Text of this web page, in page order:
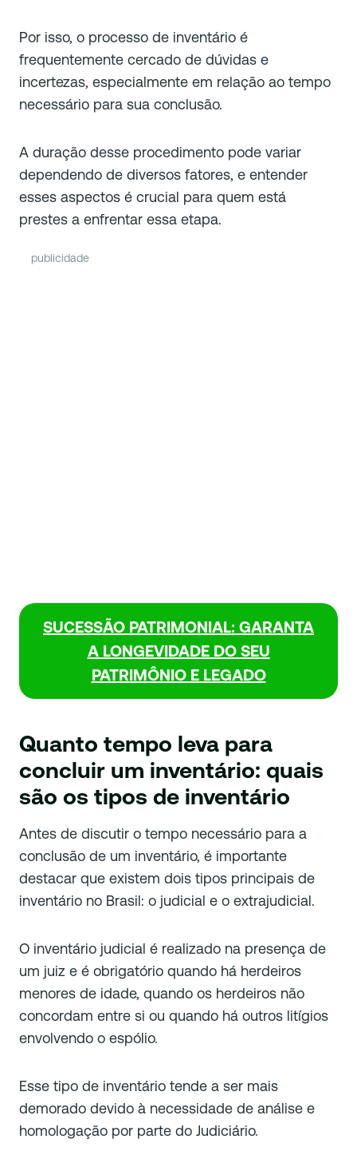
Por isso, o processo de inventário é
frequentemente cercado de dúvidas e
incertezas, especialmente em relação ao tempo
necessário para sua conclusão.
A duração desse procedimento pode variar
dependendo de diversos fatores, e entender
esses aspectos é crucial para quem está
prestes a enfrentar essa etapa.
publicidade
SUCESSÃO PATRIMONIAL: GARANTA
A LONGEVIDADE DO SEU
PATRIMÔNIO E LEGADO
Quanto tempo leva para
concluir um inventário: quais
são os tipos de inventário
Antes de discutir o tempo necessário para a
conclusão de um inventário, é importante
destacar que existem dois tipos principais de
inventário no Brasil: o judicial e o extrajudicial.
O inventário judicial é realizado na presença de
um juiz e é obrigatório quando há herdeiros
menores de idade, quando os herdeiros não
concordam entre si ou quando há outros litígios
envolvendo o espólio.
Esse tipo de inventário tende a ser mais
demorado devido à necessidade de análise e
homologação por parte do Judiciário.